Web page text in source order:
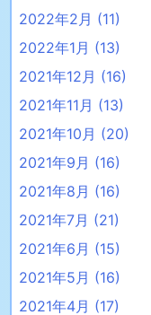
2022年2月 (11)
2022年1月 (13)
2021年12月 (16)
2021年11月 (13)
2021年10月 (20)
2021年9月 (16)
2021年8月 (16)
2021年7月 (21)
2021年6月 (15)
2021年5月 (16)
2021年4月 (17)